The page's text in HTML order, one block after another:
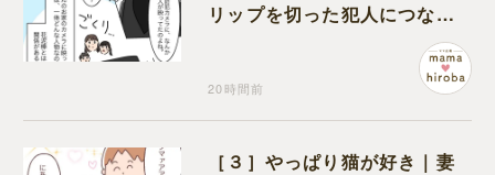
リップを切った犯人につなが
る証拠になるのか期待する
20時間前
［３］やっぱり猫が好き｜妻